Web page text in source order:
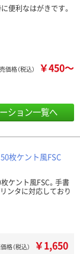
便利なはがきです。
価格（税込） ￥450～
ション一覧へ
枚ケント風FSC
ケント風FSC。手書
ンタに対応しており
格（税込） ￥1,650